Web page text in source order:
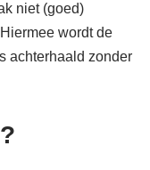
niet (goed)
wordt de
achterhaald zonder